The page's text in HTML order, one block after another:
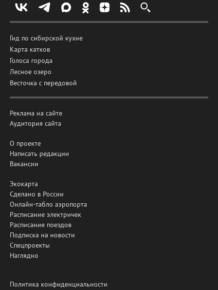
Гид по сибирской кухне
Карта катков
Голоса города
Лесное озеро
Весточка с передовой
Реклама на сайте
Аудитория сайта
О проекте
Написать редакции
Вакансии
Экокарта
Сделано в России
Онлайн-табло аэропорта
Расписание электричек
Расписание поездов
Подписка на новости
Спецпроекты
Наглядно
Политика конфиденциальности